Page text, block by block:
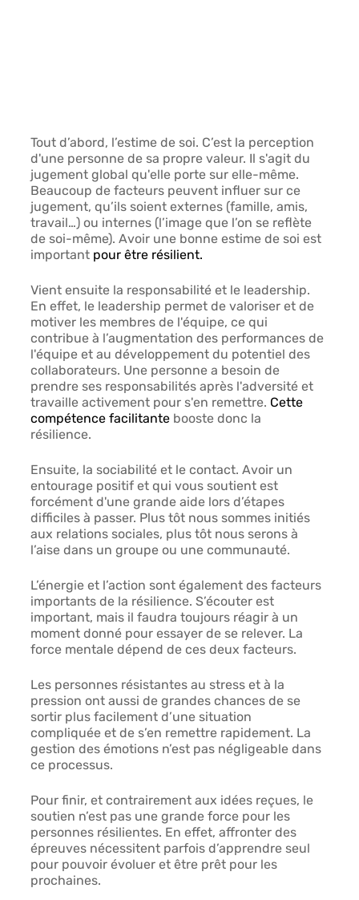
Tout d’abord, l’estime de soi. C’est la perception
d'une personne de sa propre valeur. Il s'agit du
jugement global qu'elle porte sur elle-même.
Beaucoup de facteurs peuvent influer sur ce
jugement, qu’ils soient externes (famille, amis,
travail…) ou internes (l’image que l’on se reflète
de soi-même). Avoir une bonne estime de soi est
important pour être résilient.
Vient ensuite la responsabilité et le leadership.
En effet, le leadership permet de valoriser et de
motiver les membres de l'équipe, ce qui
contribue à l’augmentation des performances de
l'équipe et au développement du potentiel des
collaborateurs. Une personne a besoin de
prendre ses responsabilités après l'adversité et
travaille activement pour s'en remettre. Cette
compétence facilitante booste donc la
résilience.
Ensuite, la sociabilité et le contact. Avoir un
entourage positif et qui vous soutient est
forcément d'une grande aide lors d’étapes
difficiles à passer. Plus tôt nous sommes initiés
aux relations sociales, plus tôt nous serons à
l’aise dans un groupe ou une communauté.
L’énergie et l’action sont également des facteurs
importants de la résilience. S’écouter est
important, mais il faudra toujours réagir à un
moment donné pour essayer de se relever. La
force mentale dépend de ces deux facteurs.
Les personnes résistantes au stress et à la
pression ont aussi de grandes chances de se
sortir plus facilement d’une situation
compliquée et de s’en remettre rapidement. La
gestion des émotions n’est pas négligeable dans
ce processus.
Pour finir, et contrairement aux idées reçues, le
soutien n’est pas une grande force pour les
personnes résilientes. En effet, affronter des
épreuves nécessitent parfois d’apprendre seul
pour pouvoir évoluer et être prêt pour les
prochaines.